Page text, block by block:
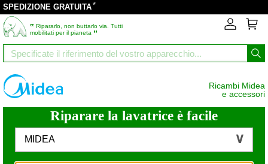
SPEDIZIONE GRATUITA*
‟ Ripararlo, non buttarlo via. Tutti
mobilitati per il pianeta ”
Ricambi Midea
e accessori
Riparare la lavatrice è facile
MIDEA